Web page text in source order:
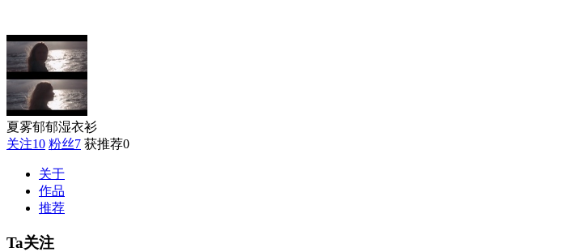
夏雾郁郁湿衣衫
关注10 粉丝7 获推荐0
关于
作品
推荐
Ta关注